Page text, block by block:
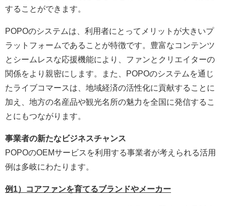
することができます。
POPOのシステムは、利用者にとってメリットが大きいプ
ラットフォームであることが特徴です。豊富なコンテンツ
とシームレスな応援機能により、ファンとクリエイターの
関係をより親密にします。また、POPOのシステムを通じ
たライブコマースは、地域経済の活性化に貢献することに
加え、地方の名産品や観光名所の魅力を全国に発信するこ
とにもつながります。
事業者の新たなビジネスチャンス
POPOのOEMサービスを利用する事業者が考えられる活用
例は多岐にわたります。
例1）コアファンを育てるブランドやメーカー